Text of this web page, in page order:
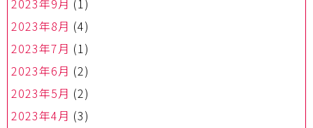
2023年9月 (1)
2023年8月 (4)
2023年7月 (1)
2023年6月 (2)
2023年5月 (2)
2023年4月 (3)